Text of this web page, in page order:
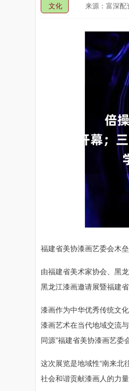
文化 来源：富深配
福建省美协漆画艺委会木
由福建省美术家协会、黑
黑龙江漆画邀请展暨福建
漆画作为中华优秀传统文
漆画艺术在当代地域交流
同源”福建省美协漆画艺委
这次展览是地域性“南来北
社会和谐贡献漆画人的力